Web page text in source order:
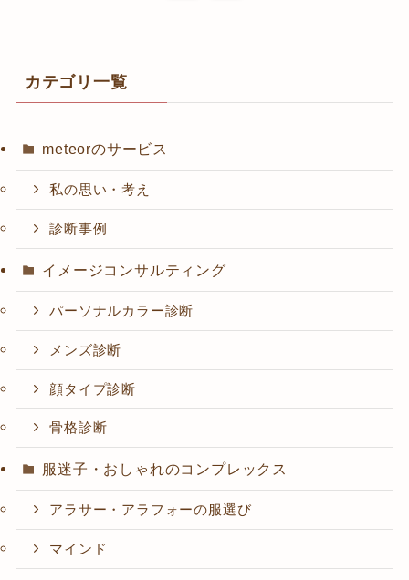
カテゴリ一覧
meteorのサービス
私の思い・考え
診断事例
イメージコンサルティング
パーソナルカラー診断
メンズ診断
顔タイプ診断
骨格診断
服迷子・おしゃれのコンプレックス
アラサー・アラフォーの服選び
マインド